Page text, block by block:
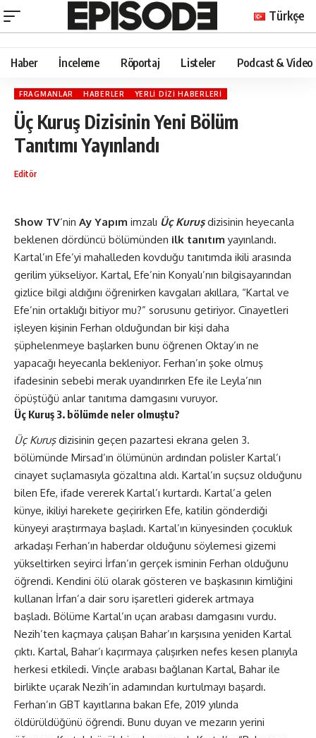
Türkçe
Haber İnceleme Röportaj Listeler Podcast & Video
FRAGMANLAR HABERLER YERLI DIZI HABERLERI
Üç Kuruş Dizisinin Yeni Bölüm
Tanıtımı Yayınlandı
Editör
Show TV‘nin Ay Yapım imzalı Üç Kuruşdizisinin heyecanla
beklenen dördüncü bölümünden ilk tanıtım yayınlandı.
Kartal’ın Efe’yi mahalleden kovduğu tanıtımda ikili arasında
gerilim yükseliyor. Kartal, Efe’nin Konyalı’nın bilgisayarından
gizlice bilgi aldığını öğrenirken kavgaları akıllara, “Kartal ve
Efe’nin ortaklığı bitiyor mu?” sorusunu getiriyor. Cinayetleri
işleyen kişinin Ferhan olduğundan bir kişi daha
şüphelenmeye başlarken bunu öğrenen Oktay’ın ne
yapacağı heyecanla bekleniyor. Ferhan’ın şoke olmuş
ifadesinin sebebi merak uyandırırken Efe ile Leyla’nın
öpüştüğü anlar tanıtıma damgasını vuruyor.
Üç Kuruş 3. bölümde neler olmuştu?
Üç Kuruşdizisinin geçen pazartesi ekrana gelen 3.
bölümünde Mirsad’ın ölümünün ardından polisler Kartal’ı
cinayet suçlamasıyla gözaltına aldı. Kartal’ın suçsuz olduğunu
bilen Efe, ifade vererek Kartal’ı kurtardı. Kartal’a gelen
künye, ikiliyi harekete geçirirken Efe, katilin gönderdiği
künyeyi araştırmaya başladı. Kartal’ın künyesinden çocukluk
arkadaşı Ferhan’ın haberdar olduğunu söylemesi gizemi
yükseltirken seyirci İrfan’ın gerçek isminin Ferhan olduğunu
öğrendi. Kendini ölü olarak gösteren ve başkasının kimliğini
kullanan İrfan’a dair soru işaretleri giderek artmaya
başladı. Bölüme Kartal’ın uçan arabası damgasını vurdu.
Nezih’ten kaçmaya çalışan Bahar’ın karşısına yeniden Kartal
çıktı. Kartal, Bahar’ı kaçırmaya çalışırken nefes kesen planıyla
herkesi etkiledi. Vinçle arabası bağlanan Kartal, Bahar ile
birlikte uçarak Nezih’in adamından kurtulmayı başardı.
Ferhan’ın GBT kayıtlarına bakan Efe, 2019 yılında
öldürüldüğünü öğrendi. Bunu duyan ve mezarın yerini